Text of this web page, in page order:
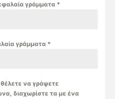
γράμματα *
γράμματα *
να γράψετε
διαχωρίστε τα με ένα